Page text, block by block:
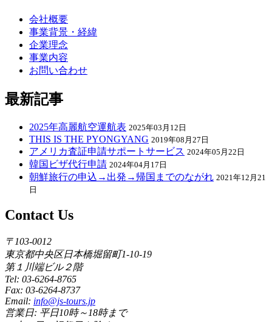
会社概要
事業背景・経緯
企業理念
事業内容
お問い合わせ
最新記事
2025年高麗航空運航表 2025年03月12日
THIS IS THE PYONGYANG 2019年08月27日
アメリカ査証申請サポートサービス 2024年05月22日
韓国ビザ代行申請 2024年04月17日
朝鮮旅行の申込→出発→帰国までのながれ 2021年12月21
日
Contact Us
〒103-0012
東京都中央区日本橋堀留町1-10-19
第１川端ビル２階
Tel: 03-6264-8765
Fax: 03-6264-8737
Email: info@js-tours.jp
営業日: 平日10時～18時まで